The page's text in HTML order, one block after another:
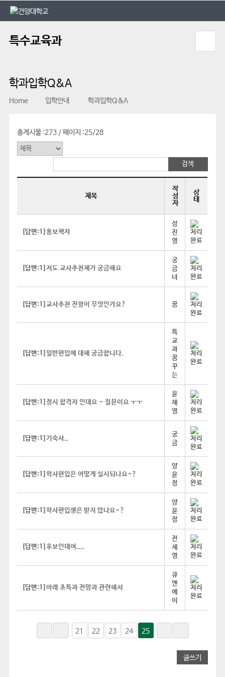
본문 바로가기
대메뉴 바로가기
특수교육과
학과입학Q&A
Home 입학안내 학과입학Q&A
총게시물 :273 /페이지 :25/28
제목
작
성
자
상
태
홍보책자
[답변:1]
성
진
영
저도 교사추천제가 궁금해요
[답변:1]
궁
금
녀
교사추천 전형이 무엇인가요?
[답변:1] 꿈
일반편입에 대해 궁금합니다.
[답변:1]
특
교
과
꿈
꾸
는
정시 합격자 인데요 ~ 질문이요 ㅜㅜ
[답변:1]
윤
재
영
기숙사..
[답변:1]
궁
금
학사편입은 어떻게 실시되나요~?
[답변:1]
양
윤
정
학사편입생은 받지 않나요~?
[답변:1]
양
윤
정
후보인데여....
[답변:1]
전
세
영
아래 초특과 전망과 관련해서
[답변:1]
큐
앤
에
이
21 22 23 24 25
글쓰기